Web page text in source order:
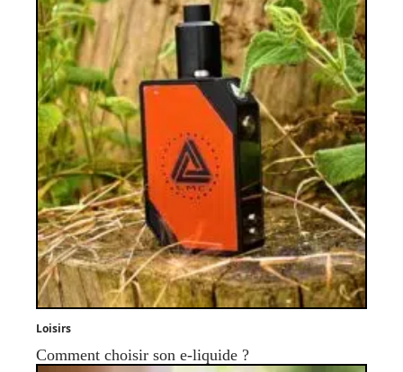
Loisirs
Comment choisir son e-liquide ?